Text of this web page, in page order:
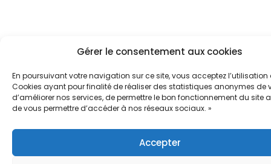
Gérer le consentement aux cookies
En poursuivant votre navigation sur ce site, vous acceptez l’utilisation
Cookies ayant pour finalité de réaliser des statistiques anonymes de
d’améliorer nos services, de permettre le bon fonctionnement du site
de vous permettre d’accéder à nos réseaux sociaux. »
Accepter